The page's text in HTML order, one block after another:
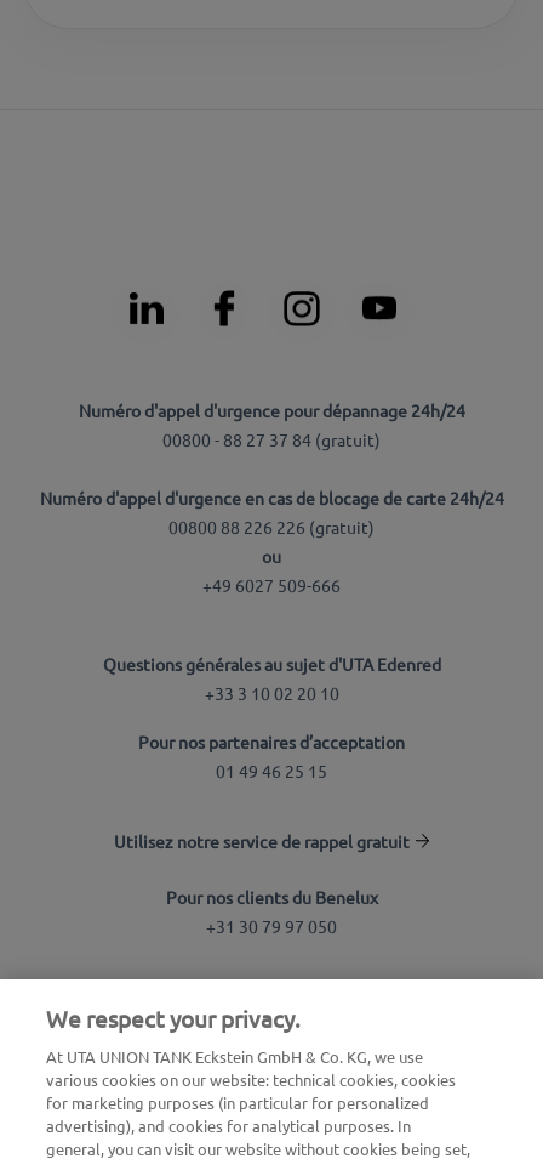
Numéro d'appel d'urgence pour dépannage 24h/24
00800 - 88 27 37 84 (gratuit)
Numéro d'appel d'urgence en cas de blocage de carte 24h/24
00800 88 226 226 (gratuit)
ou
+49 6027 509-666
Questions générales au sujet d'UTA Edenred
+33 3 10 02 20 10
Pour nos partenaires d’acceptation
01 49 46 25 15
Utilisez notre service de rappel gratuit
Pour nos clients du Benelux
+31 30 79 97 050
À propos d'UTA Edenred
Blog
We respect your privacy.
At UTA UNION TANK Eckstein GmbH & Co. KG, we use
various cookies on our website: technical cookies, cookies
for marketing purposes (in particular for personalized
advertising), and cookies for analytical purposes. In
general, you can visit our website without cookies being set,